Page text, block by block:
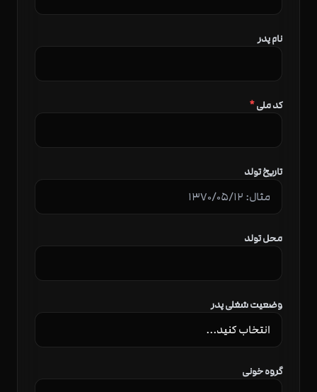
نام پدر
کد ملی*
تاریخ تولد
محل تولد
وضعیت شغلی پدر
گروه خونی